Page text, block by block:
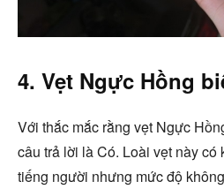
4. Vẹt Ngực Hồng
Với thắc mắc rằng vẹt Ngực
câu trả lời là Có. Loài vẹt này có
tiếng người nhưng mức độ